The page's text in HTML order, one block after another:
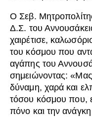
Ο Σεβ.
Δ.Σ. του
χαιρέτισε,
του κόσμου που
αγάπης του
σημειώνοντας: «Μας
δύναμη, χαρά και
τόσου κόσμου που,
πόνο και την